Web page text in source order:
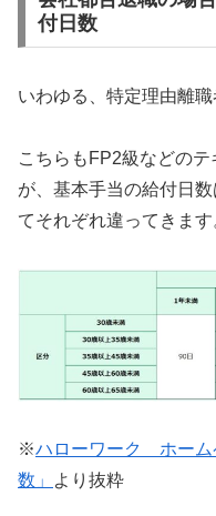
付日数
いわゆる、特定理由離職
こちらもFP2級などの
が、基本手当の給付日
てそれぞれ違ってきます
※ハローワーク ホーム
数」
より抜粋